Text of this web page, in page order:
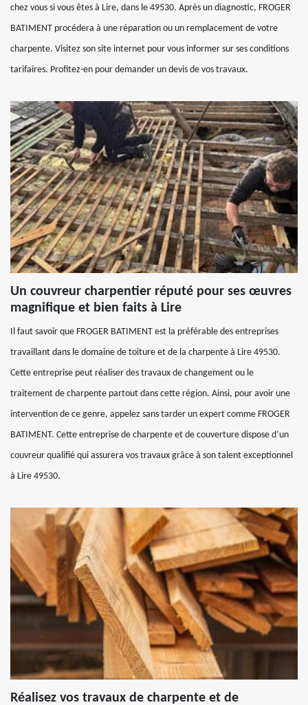
chez vous si vous êtes à Lire, dans le 49530. Après un diagnostic, FROGER
BATIMENT procédera à une réparation ou un remplacement de votre
charpente. Visitez son site internet pour vous informer sur ses conditions
tarifaires. Profitez-en pour demander un devis de vos travaux.
Un couvreur charpentier réputé pour ses œuvres
magnifique et bien faits à Lire
Il faut savoir que FROGER BATIMENT est la préférable des entreprises
travaillant dans le domaine de toiture et de la charpente à Lire 49530.
Cette entreprise peut réaliser des travaux de changement ou le
traitement de charpente partout dans cette région. Ainsi, pour avoir une
intervention de ce genre, appelez sans tarder un expert comme FROGER
BATIMENT. Cette entreprise de charpente et de couverture dispose d’un
couvreur qualifié qui assurera vos travaux grâce à son talent exceptionnel
à Lire 49530.
Réalisez vos travaux de charpente et de